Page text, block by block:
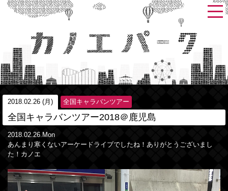
2018.02.26 (月) 全国キャラバンツアー
全国キャラバンツアー2018＠鹿児島
2018.02.26.Mon
あんまり寒くないアーケードライブでしたね！ありがとうございまし
た！カノエ